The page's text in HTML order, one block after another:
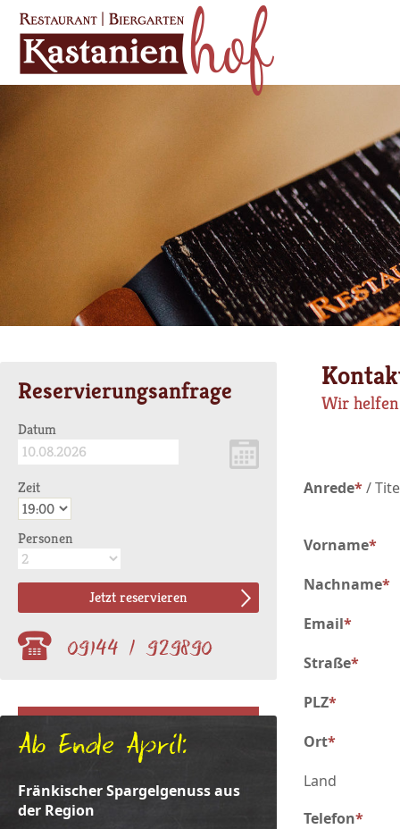
Reservierungsanfrage
Datum
Zeit
Personen
Jetzt reservieren
09144 / 929890
Ab Ende April:
Fränkischer Spargelgenuss aus
der Region
Wir
Anrede*/
Vorname*
Nachname*
Email*
Straße*
PLZ*
Ort*
Land
Telefon*